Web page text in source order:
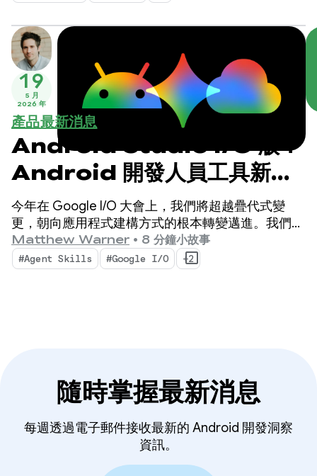
19
5 月
2026 年
產品最新消息
Android Studio I/O 版：
Android 開發人員工具新功
能
今年在 Google I/O 大會上，我們將超越疊代式變
更，朝向應用程式建構方式的根本轉變邁進。我們最
新推出的工具專為 AI 代理時代而生，不僅能提升
Android 開發人員的工作效率，還能強化您在程式碼
集部署的 AI 代理。
Matthew Warner • 8 分鐘小故事
#Agent Skills #Google I/O +2
隨時掌握最新消息
每週透過電子郵件接收最新的 Android 開發洞察
資訊。